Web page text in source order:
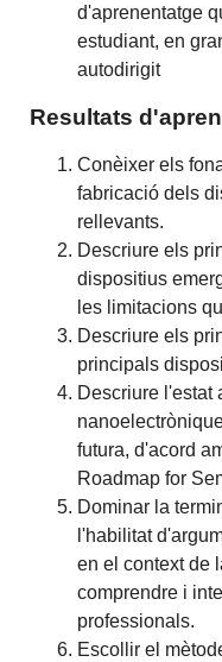
d'aprenentatge
estudiant, en
autodirigit
Resultats
Conèixer els
fabricació dels
rellevants.
Descriure els
dispositius
les limitacions
Descriure els
principals
Descriure l'estat
futura, d'acord
Roadmap for
Dominar la
l'habilitat
en el context de
comprendre i
professionals.
Escollir el